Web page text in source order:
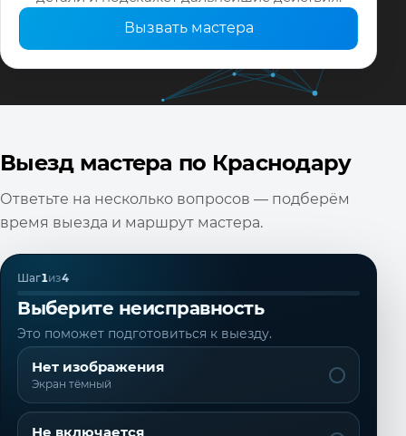
Вызвать мастера
Выезд мастера по Краснодару
Ответьте на несколько вопросов — подберём
время выезда и маршрут мастера.
Шаг1из4
Выберите неисправность
Это поможет подготовиться к выезду.
Нет изображения
Экран тёмный
Не включается